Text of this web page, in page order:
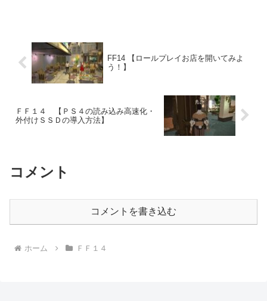
FF14 【ロールプレイお店を開いてみよ
う！】
ＦＦ１４ 【ＰＳ４の読み込み高速化・
外付けＳＳＤの導入方法】
コメント
コメントを書き込む
ホーム ＦＦ１４